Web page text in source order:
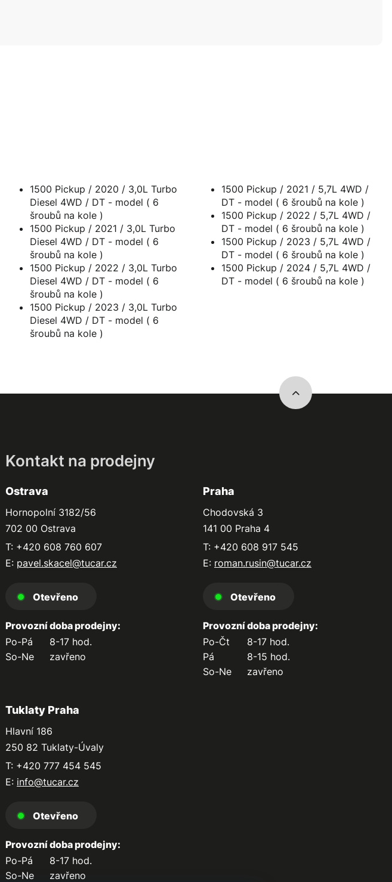
1500 Pickup / 2020 / 3,0L Turbo
Diesel 4WD / DT - model ( 6
šroubů na kole )
1500 Pickup / 2021 / 3,0L Turbo
Diesel 4WD / DT - model ( 6
šroubů na kole )
1500 Pickup / 2022 / 3,0L Turbo
Diesel 4WD / DT - model ( 6
šroubů na kole )
1500 Pickup / 2023 / 3,0L Turbo
Diesel 4WD / DT - model ( 6
šroubů na kole )
1500 Pickup / 2021 / 5,7L 4WD /
DT - model ( 6 šroubů na kole )
1500 Pickup / 2022 / 5,7L 4WD /
DT - model ( 6 šroubů na kole )
1500 Pickup / 2023 / 5,7L 4WD /
DT - model ( 6 šroubů na kole )
1500 Pickup / 2024 / 5,7L 4WD /
DT - model ( 6 šroubů na kole )
Kontakt na prodejny
Ostrava
Hornopolní 3182/56
702 00 Ostrava
T: +420 608 760 607
E: pavel.skacel@tucar.cz
Otevřeno
Provozní doba prodejny:
Po-Pá
8-17 hod.
So-Ne
zavřeno
Praha
Chodovská 3
141 00 Praha 4
T: +420 608 917 545
E: roman.rusin@tucar.cz
Otevřeno
Provozní doba prodejny:
Po-Čt
8-17 hod.
Pá
8-15 hod.
So-Ne
zavřeno
Tuklaty Praha
Hlavní 186
250 82 Tuklaty-Úvaly
T: +420 777 454 545
E: info@tucar.cz
Otevřeno
Provozní doba prodejny:
Po-Pá
8-17 hod.
So-Ne
zavřeno